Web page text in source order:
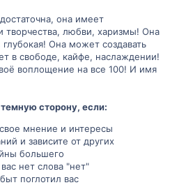
она имеет
творчества, любви, харизмы! Она
Она может создавать
в свободе, кайфе, наслаждении!
воплощение на все 100! И имя
сторону, если:
мнение и интересы
и зависите от других
большего
нет слова "нет"
поглотил вас